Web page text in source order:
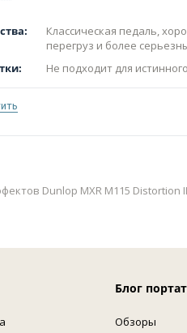
Классическая педаль,
перегруз и более
Не подходит для
Dunlop MXR M115
Блог
Обзоры